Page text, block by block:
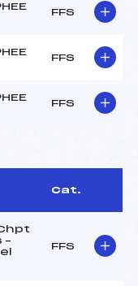
FFS
FFS
FFS
Cat.
–
FFS